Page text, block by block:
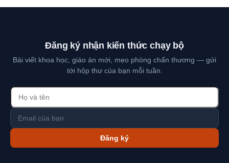
Đăng ký nhận kiến thức chạy bộ
Bài viết khoa học, giáo án mới, mẹo phòng chấn thương — gửi
tới hộp thư của bạn mỗi tuần.
Đăng ký